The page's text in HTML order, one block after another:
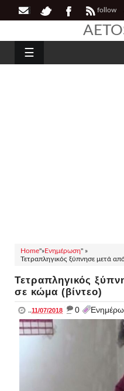
follow
☰
Home"»Ενημέρωση" »
Τετραπληγικός ξύπνησε μετά
Τετραπληγικός
σε κώμα (βίντεο)
..11/07/2018 _ 0